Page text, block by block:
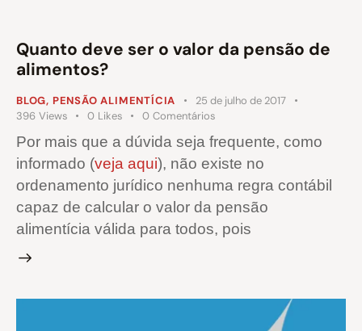
Quanto deve ser o valor da pensão de
alimentos?
BLOG, PENSÃO ALIMENTÍCIA
25 de julho de 2017
396 Views 0 Likes 0 Comentários
Por mais que a dúvida seja frequente, como
informado (veja aqui), não existe no
ordenamento jurídico nenhuma regra contábil
capaz de calcular o valor da pensão
alimentícia válida para todos, pois